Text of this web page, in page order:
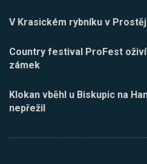
V Krasickém rybníku v
Country festival ProFest
zámek
Klokan vběhl u Biskupic na
nepřežil